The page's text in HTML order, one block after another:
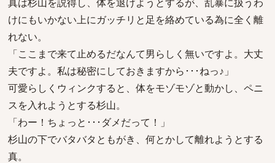
けにもいかない上にガッチリと足を絡めている為に全く離
れない。
「ここまで来て止めるだなんて男らしく無いですよ。大丈
夫ですよ。私は秘密にしておきますから･･･ねっ♪」
可愛らしくウィンクすると、体をモゾモゾと動かし、ペニ
スを入れようとする杉山。
「わー！ちょっと･･･ダメだって！」
杉山の下でバタバタともがき、何とかして離れようとする
真。